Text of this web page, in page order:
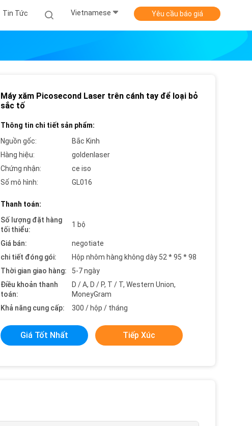
Tin Tức Vietnamese Yêu cầu báo giá
Máy xăm Picosecond Laser trên cánh tay để loại bỏ
sắc tố
Thông tin chi tiết sản phẩm:
Nguồn gốc:
Bắc Kinh
Hàng hiệu:
goldenlaser
Chứng nhận:
ce iso
Số mô hình:
GL016
Thanh toán:
Số lượng đặt hàng
tối thiểu:
1 bộ
Giá bán:
negotiate
chi tiết đóng gói:
Hộp nhôm hàng không dày 52 * 95 * 98
Thời gian giao hàng:
5-7 ngày
Điều khoản thanh
toán:
D / A, D / P, T / T, Western Union,
MoneyGram
Khả năng cung cấp:
300 / hộp / tháng
Giá Tốt Nhất Tiếp Xúc